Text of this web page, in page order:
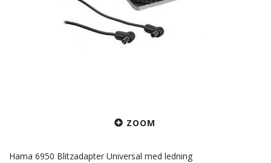
ZOOM
Hama 6950 Blitzadapter Universal med ledning